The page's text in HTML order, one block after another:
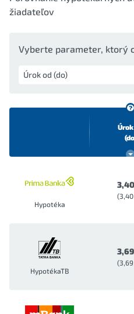
žiadateľov
Vyberte parameter, ktorý
Hypotéka
HypotékaTB